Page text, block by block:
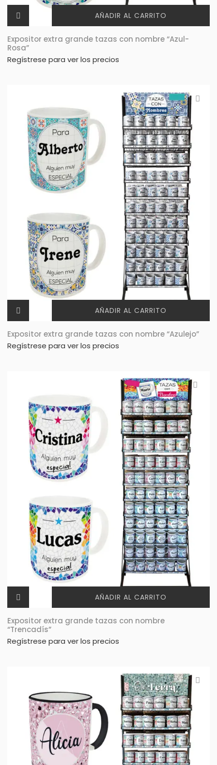
AÑADIR AL CARRITO
Expositor extra grande tazas con nombre “Azul-
Rosa”
Regístrese para ver los precios
AÑADIR AL CARRITO
Expositor extra grande tazas con nombre “Azulejo”
Regístrese para ver los precios
AÑADIR AL CARRITO
Expositor extra grande tazas con nombre
“Trencadís”
Regístrese para ver los precios